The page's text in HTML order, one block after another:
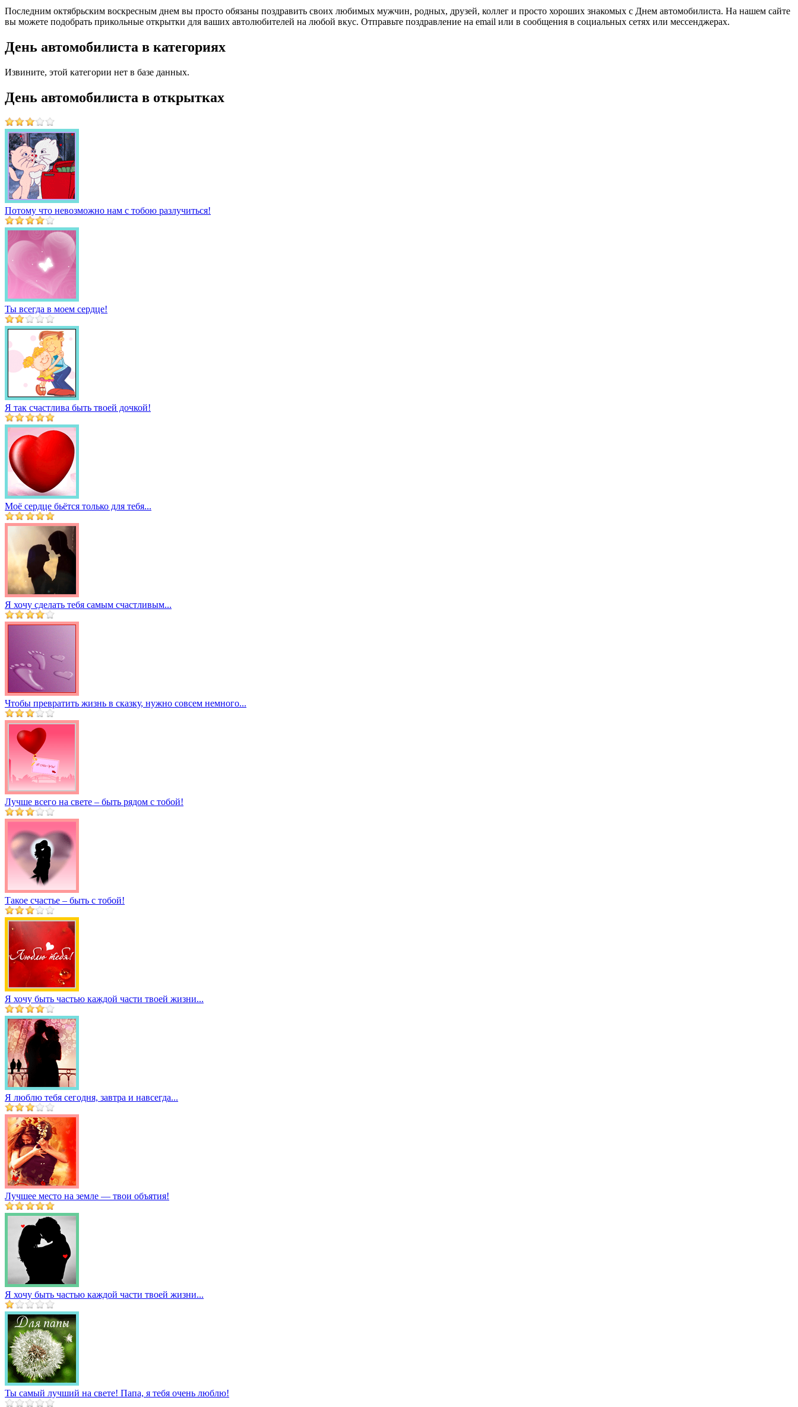
Последним октябрьским воскресным днем вы просто обязаны поздравить своих любимых мужчин, родных, друзей, коллег и просто хороших знакомых с Днем автомобилиста. На нашем сайте
вы можете подобрать прикольные открытки для ваших автолюбителей на любой вкус. Отправьте поздравление на email или в сообщения в социальных сетях или мессенджерах.
День автомобилиста в категориях
Извините, этой категории нет в базе данных.
День автомобилиста в открытках
Потому что невозможно нам с тобою разлучиться!
Ты всегда в моем сердце!
Я так счастлива быть твоей дочкой!
Моё сердце бьётся только для тебя...
Я хочу сделать тебя самым счастливым...
Чтобы превратить жизнь в сказку, нужно совсем немного...
Лучше всего на свете – быть рядом с тобой!
Такое счастье – быть с тобой!
Я хочу быть частью каждой части твоей жизни...
Я люблю тебя сегодня, завтра и навсегда...
Лучшее место на земле — твои объятия!
Я хочу быть частью каждой части твоей жизни...
Ты самый лучший на свете! Папа, я тебя очень люблю!